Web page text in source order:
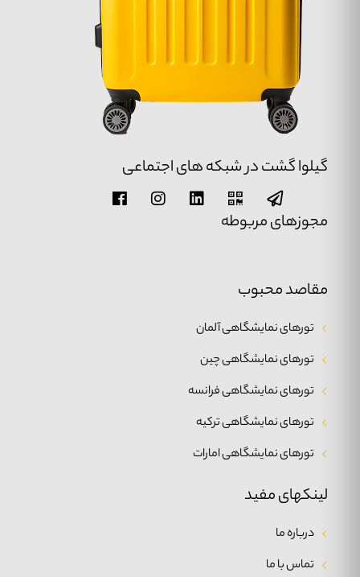
لینکهای مفید
درباره ما
تماس با ما
مقاصد محبوب
تورهای نمایشگاهی آلمان
تورهای نمایشگاهی چین
تورهای نمایشگاهی فرانسه
تورهای نمایشگاهی ترکیه
تورهای نمایشگاهی امارات
گیلوا گشت در شبکه های اجتماعی
مجوزهای مربوطه